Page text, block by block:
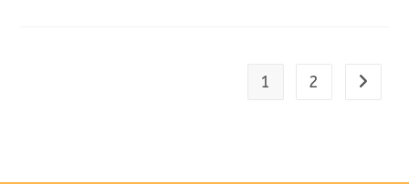
1 2